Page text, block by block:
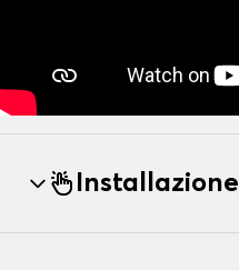
Installazione